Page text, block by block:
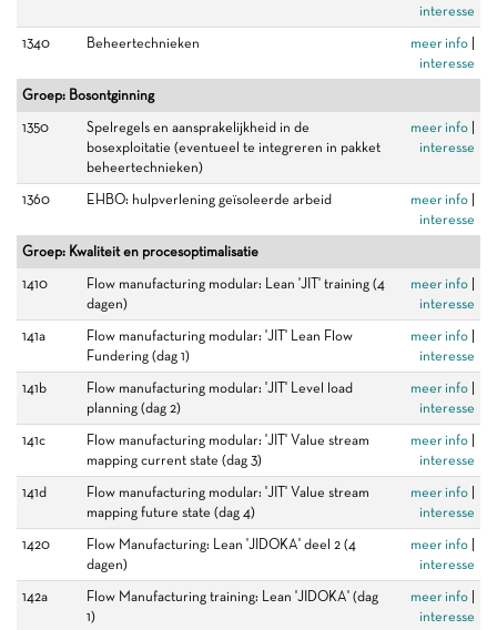
interesse
1340
Beheertechnieken meer info
interesse
Groep: Bosontginning
1350
Spelregels en aansprakelijkheid in de
bosexploitatie (eventueel te integreren in pakket
beheertechnieken)
meer info
interesse
1360 EHBO: hulpverlening geïsoleerde arbeid meer info
interesse
Groep: Kwaliteit en procesoptimalisatie
1410
Flow manufacturing modular: Lean 'JIT' training (4
dagen)
meer info
interesse
141a
Flow manufacturing modular: 'JIT' Lean Flow
Fundering (dag 1)
meer info
interesse
141b
Flow manufacturing modular: 'JIT' Level load
planning (dag 2)
meer info
interesse
141c
Flow manufacturing modular: 'JIT' Value stream
mapping current state (dag 3)
meer info
interesse
141d
Flow manufacturing modular: 'JIT' Value stream
mapping future state (dag 4)
meer info
interesse
1420
Flow Manufacturing: Lean 'JIDOKA' deel 2 (4
dagen)
meer info
interesse
142a
Flow Manufacturing training: Lean 'JIDOKA' (dag
1)
meer info
interesse